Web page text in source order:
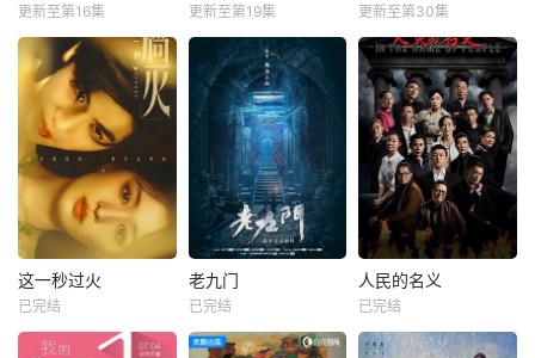
更新至第16集 更新至第19集 更新至第30集
这一秒过火
已完结
老九门
已完结
人民的名义
已完结